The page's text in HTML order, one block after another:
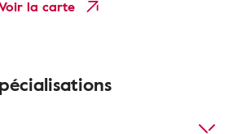
la carte